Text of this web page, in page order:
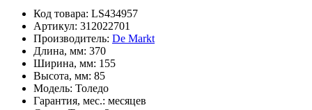
Код товара: LS434957
Артикул: 312022701
Производитель: De Markt
Длина, мм: 370
Ширина, мм: 155
Высота, мм: 85
Модель: Толедо
Гарантия, мес.: месяцев